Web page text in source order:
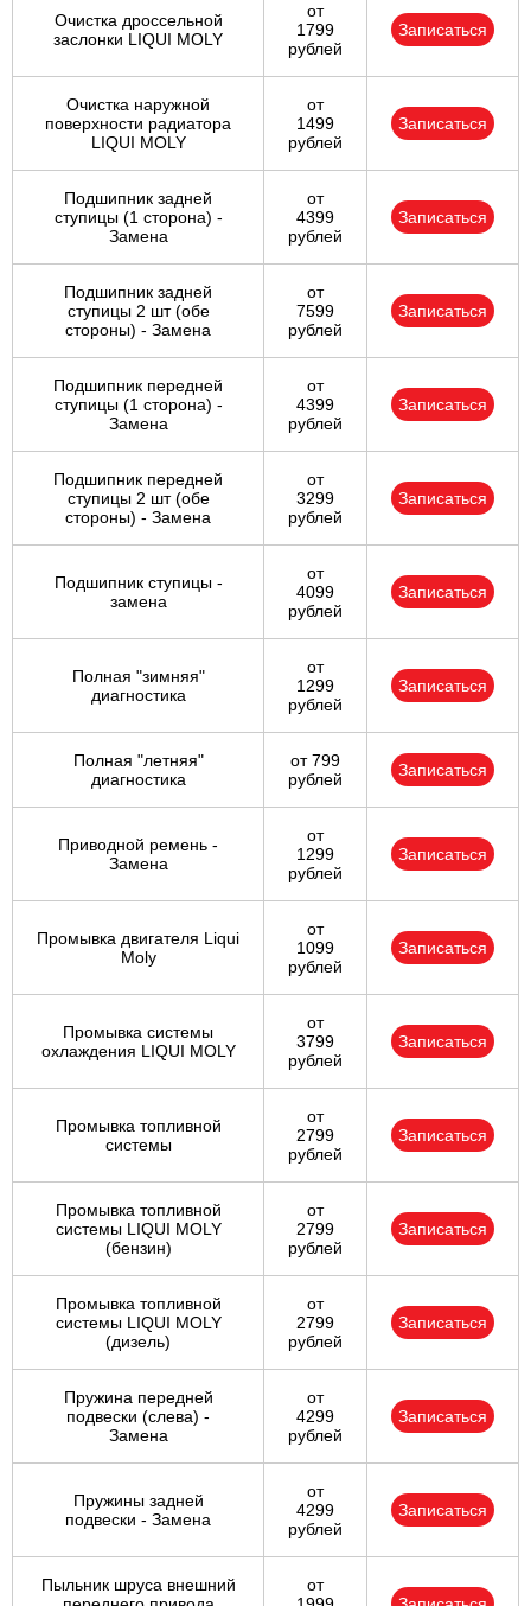
Очистка дроссельной
заслонки LIQUI MOLY
от
1799
рублей
Записаться
Очистка наружной
поверхности радиатора
LIQUI MOLY
от
1499
рублей
Записаться
Подшипник задней
ступицы (1 сторона) -
Замена
от
4399
рублей
Записаться
Подшипник задней
ступицы 2 шт (обе
стороны) - Замена
от
7599
рублей
Записаться
Подшипник передней
ступицы (1 сторона) -
Замена
от
4399
рублей
Записаться
Подшипник передней
ступицы 2 шт (обе
стороны) - Замена
от
3299
рублей
Записаться
Подшипник ступицы -
замена
от
4099
рублей
Записаться
Полная "зимняя"
диагностика
от
1299
рублей
Записаться
Полная "летняя"
диагностика
от 799
рублей
Записаться
Приводной ремень -
Замена
от
1299
рублей
Записаться
Промывка двигателя Liqui
Moly
от
1099
рублей
Записаться
Промывка системы
охлаждения LIQUI MOLY
от
3799
рублей
Записаться
Промывка топливной
системы
от
2799
рублей
Записаться
Промывка топливной
системы LIQUI MOLY
(бензин)
от
2799
рублей
Записаться
Промывка топливной
системы LIQUI MOLY
(дизель)
от
2799
рублей
Записаться
Пружина передней
подвески (слева) -
Замена
от
4299
рублей
Записаться
Пружины задней
подвески - Замена
от
4299
рублей
Записаться
Пыльник шруса внешний
от